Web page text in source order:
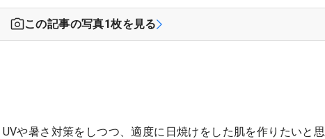
この記事の写真1枚を見る
や暑さ対策をしつつ、適度に日焼けをした肌を作りたいと思